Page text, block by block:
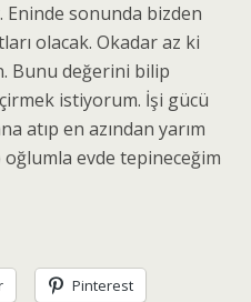
Eninde sonunda bizden
olacak. Okadar az ki
Bunu değerini bilip
istiyorum. İşi gücü
atıp en azından yarım
evde tepineceğim
Pinterest